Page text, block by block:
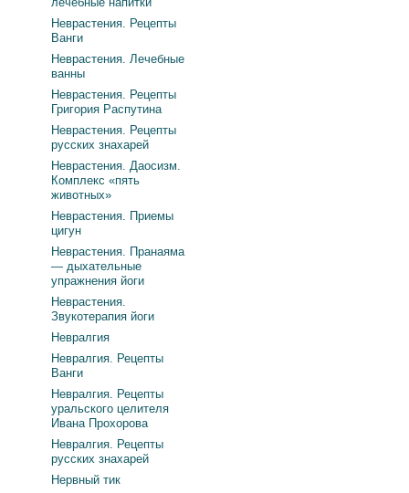
Неврастения. Рецепты
Ванги
Неврастения. Лечебные
ванны
Неврастения. Рецепты
Григория Распутина
Неврастения. Рецепты
русских знахарей
Неврастения. Даосизм.
Комплекс «пять
животных»
Неврастения. Приемы
цигун
Неврастения. Пранаяма
— дыхательные
упражнения йоги
Неврастения.
Звукотерапия йоги
Невралгия
Невралгия. Рецепты
Ванги
Невралгия. Рецепты
уральского целителя
Ивана Прохорова
Невралгия. Рецепты
русских знахарей
Нервный тик